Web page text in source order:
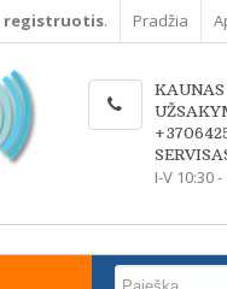
registruotis. Pradžia
KAUNAS
I-V 10:30